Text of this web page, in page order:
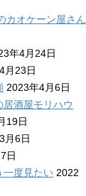
カオケーン屋さん
年4月24日
月23日
2023年4月6日
酒屋モリハウ
19日
月6日
日
一度見たい 2022